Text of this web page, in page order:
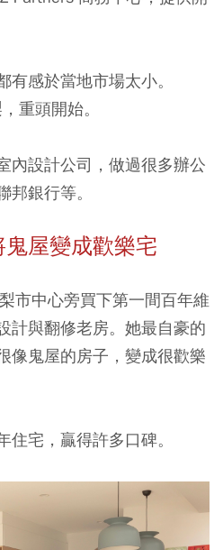
感於當地市場太小。
重頭開始。
內設計公司，做過很多辦公
銀行等。
屋變成歡樂宅
市中心旁買下第一間百年維
計與翻修老房。她最自豪的
像鬼屋的房子，變成很歡樂
宅，贏得許多口碑。